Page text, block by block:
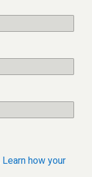
Learn how your